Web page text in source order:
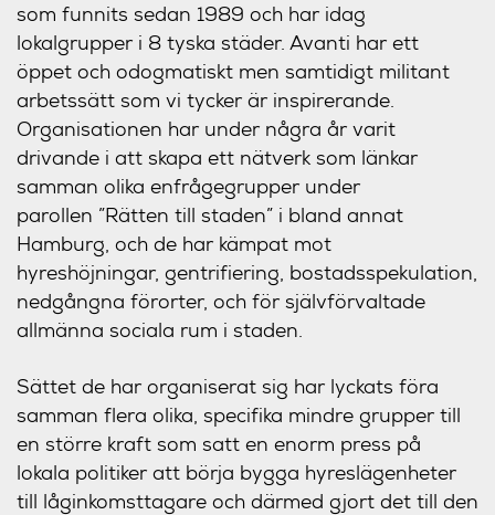
som funnits sedan 1989 och har idag
lokalgrupper i 8 tyska städer. Avanti har ett
öppet och odogmatiskt men samtidigt militant
arbetssätt som vi tycker är inspirerande.
Organisationen har under några år varit
drivande i att skapa ett nätverk som länkar
samman olika enfrågegrupper under
parollen ”Rätten till staden” i bland annat
Hamburg, och de har kämpat mot
hyreshöjningar, gentrifiering, bostadsspekulation,
nedgångna förorter, och för självförvaltade
allmänna sociala rum i staden.
Sättet de har organiserat sig har lyckats föra
samman flera olika, specifika mindre grupper till
en större kraft som satt en enorm press på
lokala politiker att börja bygga hyreslägenheter
till låginkomsttagare och därmed gjort det till den